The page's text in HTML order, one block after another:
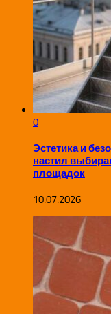
0
Эстетика и
настил
площадок
10.07.2026